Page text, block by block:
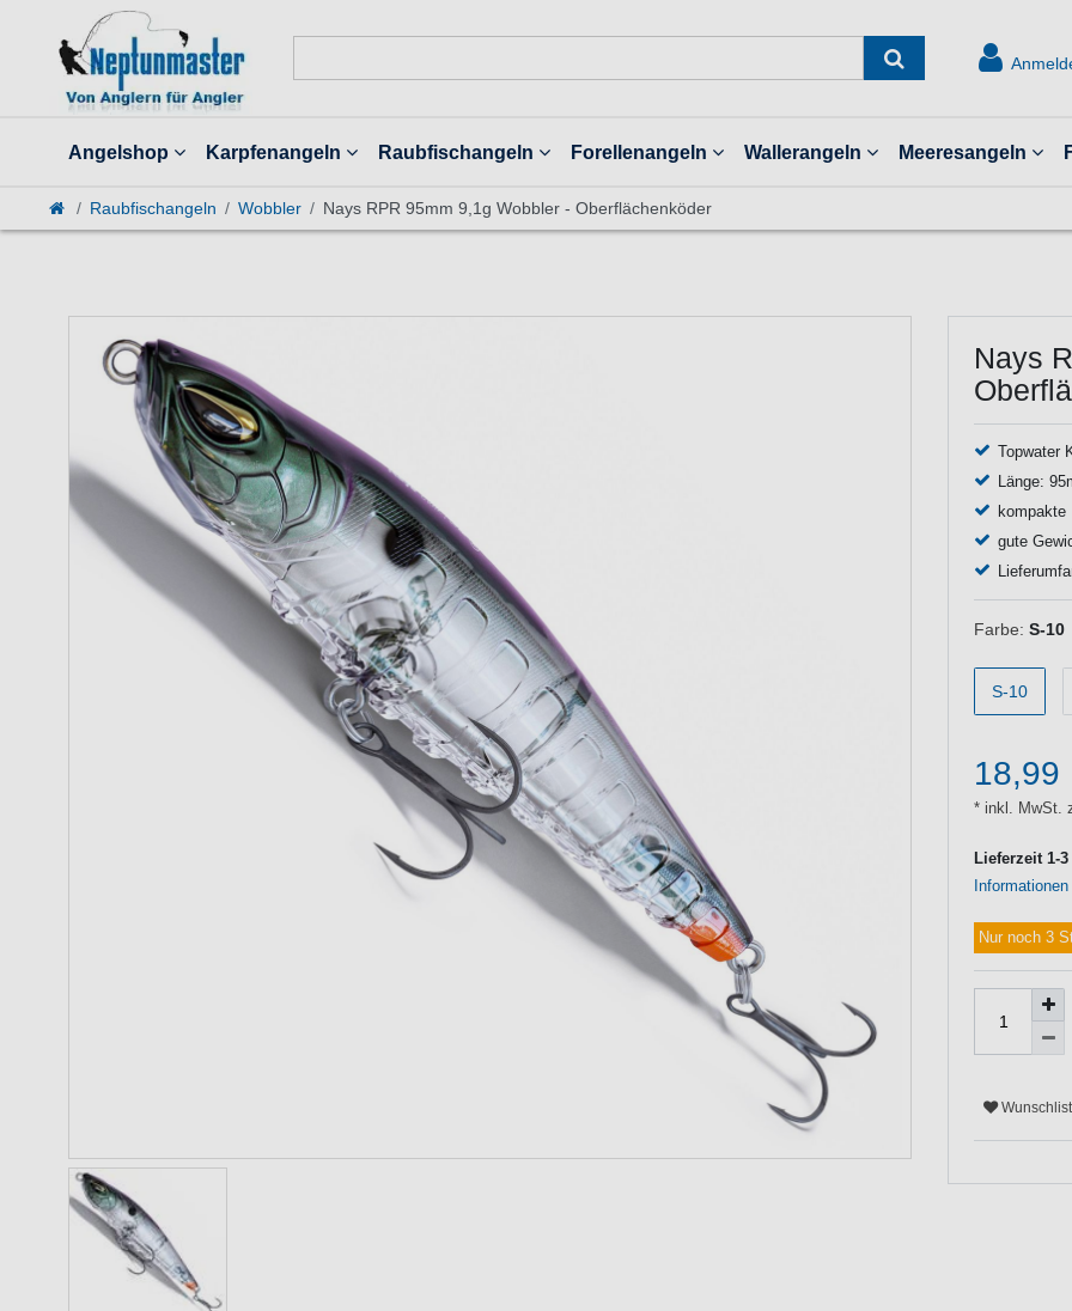
Angelshop Karpfenangeln Raubfischangeln Forellenangeln Wallerangeln Meeresangeln
Raubfischangeln Wobbler Nays RPR 95mm 9,1g Wobbler - Oberflächenköder
Nays
Topwater
Länge:
kompakte
gute
Farbe: S-10
S-10
* inkl. MwSt.
Lieferzeit 1-
Nur noch 3